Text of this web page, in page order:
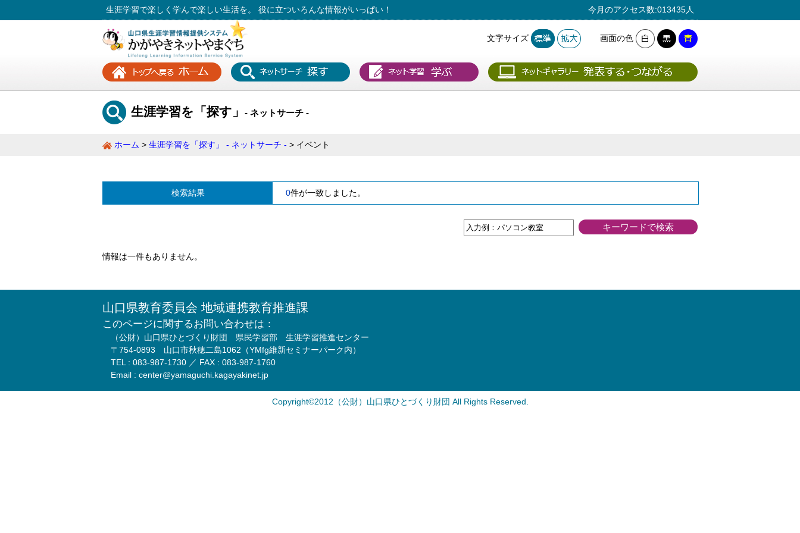
生涯学習で楽しく学んで楽しい生活を。 役に立ついろんな情報がいっぱい！ 今月のアクセス数:013435人
文字サイズ 画面の色
生涯学習を「探す」 - ネットサーチ -
ホーム 生涯学習を「探す」 - ネットサーチ - イベント
検索結果 0件が一致しました。
キーワードで検索
情報は一件もありません。
山口県教育委員会 地域連携教育推進課
このページに関するお問い合わせは：
（公財）山口県ひとづくり財団 県民学習部 生涯学習推進センター
〒754-0893 山口市秋穂二島1062（YMfg維新セミナーパーク内）
TEL : 083-987-1730 ／ FAX : 083-987-1760
Email : center@yamaguchi.kagayakinet.jp
Copyright©2012（公財）山口県ひとづくり財団 All Rights Reserved.